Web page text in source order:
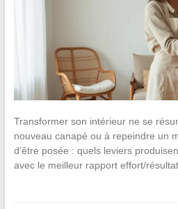
Transformer son intérieur ne se
nouveau canapé ou à repeindre un
d’être posée : quels leviers
avec le meilleur rapport effort/